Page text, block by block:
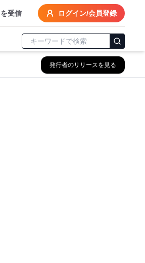
受信 ログイン/会員登録
発行者のリリースを見る